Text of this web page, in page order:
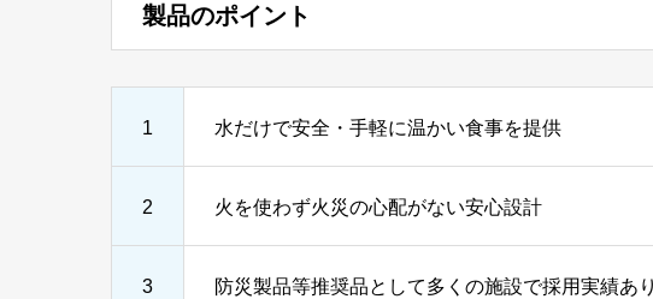
製品のポイント
1 水だけで安全・手軽に温かい食事を提供
2 火を使わず火災の心配がない安心設計
3 防災製品等推奨品として多くの施設で採用実績あり